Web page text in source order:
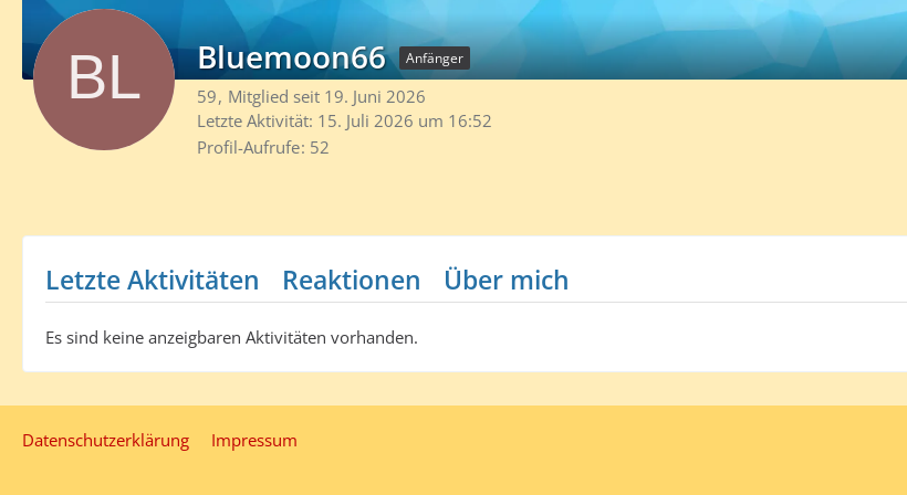
Bluemoon66 Anfänger
59 Mitglied seit 19. Juni 2026
Letzte Aktivität: 15. Juli 2026 um 16:52
Profil-Aufrufe 52
Letzte Aktivitäten Reaktionen Über mich
Es sind keine anzeigbaren Aktivitäten vorhanden.
Datenschutzerklärung Impressum